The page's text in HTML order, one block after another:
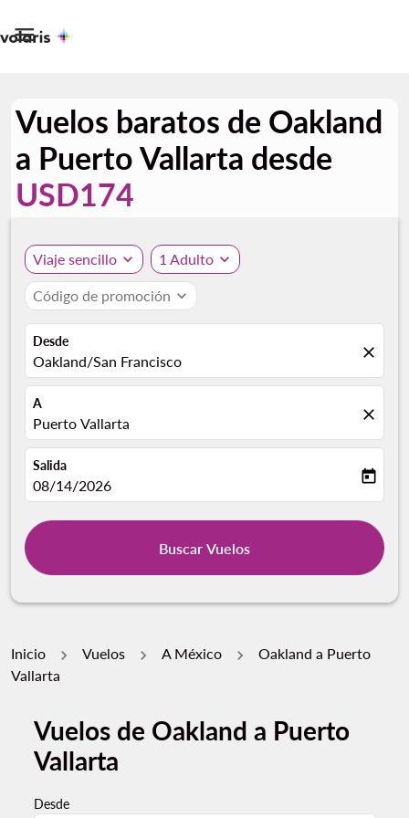

Vuelos baratos de Oakland
a Puerto Vallarta desde
USD174
Viaje sencillo expand_more 1 Adulto expand_more
Código de promoción expand_more
Desde
Oakland/San Francisco close
A
Puerto Vallarta close
Salida
fc-booking-departure-date-aria-label
08/14/2026 today
Buscar Vuelos
Inicio Vuelos A México
Oakland a Puerto
Vallarta
Vuelos de Oakland a Puerto
Vallarta
Desde